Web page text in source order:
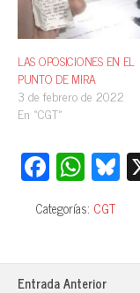
LAS OPOSICIONES EN EL
PUNTO DE MIRA
3 de febrero de 2022
En «CGT»
Fa
ce
bo
ok
W
ha
ts
A
pp
Bl
y
Categorías: CGT
Entrada Anterior